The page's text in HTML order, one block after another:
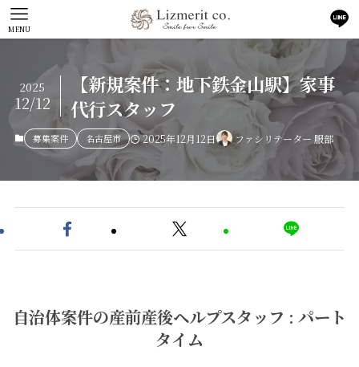
MENU
【新規案件：地下鉄金山駅】家事
代行スタッフ
2025
12/12
募集案件 名古屋市 2025年12月12日 ファシリテーター 服部
自治体案件の産前産後ヘルプスタッフ : パート
タイム